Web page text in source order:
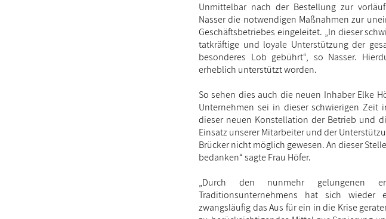
Unmittelbar nach der Bestellung zur
Nasser die notwendigen Maßnahmen zur
Geschäftsbetriebes eingeleitet. „In dieser
tatkräftige und loyale Unterstützung der
besonderes Lob gebührt“, so Nasser.
erheblich unterstützt worden.
So sehen dies auch die neuen Inhaber Elke
Unternehmen sei in dieser schwierigen Zeit
dieser neuen Konstellation der Betrieb und
Einsatz unserer Mitarbeiter und der
Brücker nicht möglich gewesen. An dieser
bedanken“ sagte Frau Höfer.
„Durch den nunmehr gelungenen
Traditionsunternehmens hat sich wieder
zwangsläufig das Aus für ein in die Krise